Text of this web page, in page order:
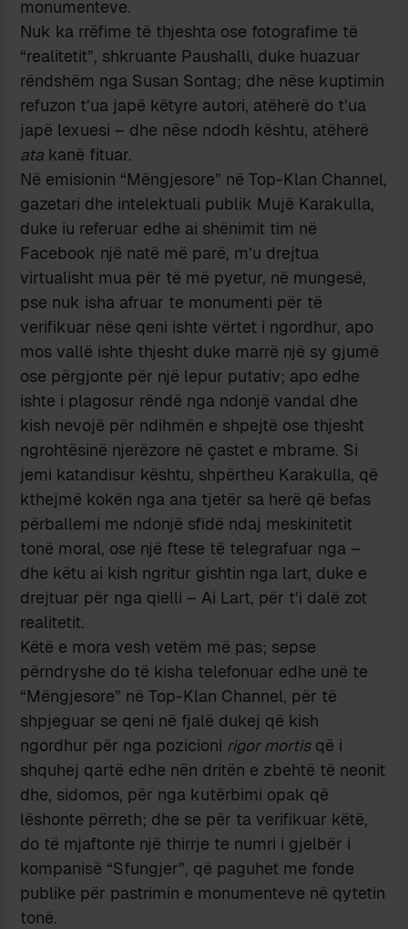
monumenteve.
Nuk ka rrëfime të thjeshta ose fotografime të
“realitetit”, shkruante Paushalli, duke huazuar
rëndshëm nga Susan Sontag; dhe nëse kuptimin
refuzon t’ua japë këtyre autori, atëherë do t’ua
japë lexuesi – dhe nëse ndodh kështu, atëherë
ata kanë fituar.
Në emisionin “Mëngjesore” në Top-Klan Channel,
gazetari dhe intelektuali publik Mujë Karakulla,
duke iu referuar edhe ai shënimit tim në
Facebook një natë më parë, m’u drejtua
virtualisht mua për të më pyetur, në mungesë,
pse nuk isha afruar te monumenti për të
verifikuar nëse qeni ishte vërtet i ngordhur, apo
mos vallë ishte thjesht duke marrë një sy gjumë
ose përgjonte për një lepur putativ; apo edhe
ishte i plagosur rëndë nga ndonjë vandal dhe
kish nevojë për ndihmën e shpejtë ose thjesht
ngrohtësinë njerëzore në çastet e mbrame. Si
jemi katandisur kështu, shpërtheu Karakulla, që
kthejmë kokën nga ana tjetër sa herë që befas
përballemi me ndonjë sfidë ndaj meskinitetit
tonë moral, ose një ftese të telegrafuar nga –
dhe këtu ai kish ngritur gishtin nga lart, duke e
drejtuar për nga qielli – Ai Lart, për t’i dalë zot
realitetit.
Këtë e mora vesh vetëm më pas; sepse
përndryshe do të kisha telefonuar edhe unë te
“Mëngjesore” në Top-Klan Channel, për të
shpjeguar se qeni në fjalë dukej që kish
ngordhur për nga pozicioni rigor mortisqë i
shquhej qartë edhe nën dritën e zbehtë të neonit
dhe, sidomos, për nga kutërbimi opak që
lëshonte përreth; dhe se për ta verifikuar këtë,
do të mjaftonte një thirrje te numri i gjelbër i
kompanisë “Sfungjer”, që paguhet me fonde
publike për pastrimin e monumenteve në qytetin
tonë.